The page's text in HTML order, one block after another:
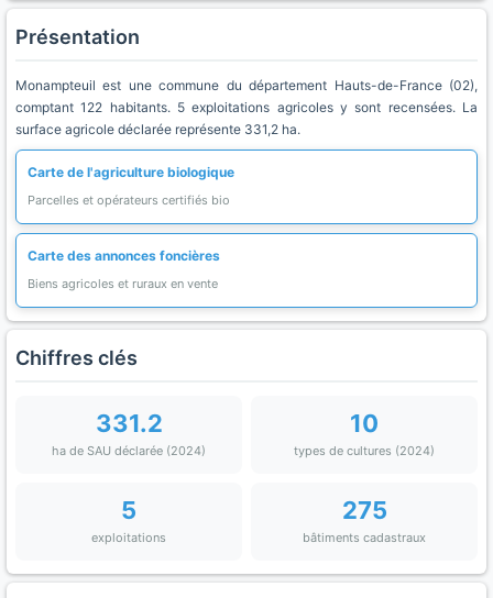
Présentation
Monampteuil est une commune du département Hauts-de-France (02),
comptant 122 habitants. 5 exploitations agricoles y sont recensées. La
surface agricole déclarée représente 331,2 ha.
Carte de l'agriculture biologique
Parcelles et opérateurs certifiés bio
Carte des annonces foncières
Biens agricoles et ruraux en vente
Chiffres clés
331.2
ha de SAU déclarée (2024)
10
types de cultures (2024)
5
exploitations
275
bâtiments cadastraux